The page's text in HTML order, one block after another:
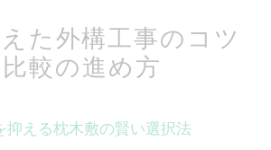
た外構工事のコツ
較の進め方
抑える枕木敷の賢い選択法